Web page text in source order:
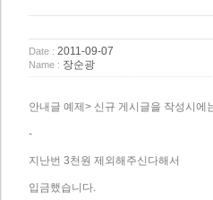
Date : 2011-09-07
Name : 장순광
안내글 예제> 신규 게시글을 작성시에
-
지난번 3천원 제외해주신다해서
입금했습니다.